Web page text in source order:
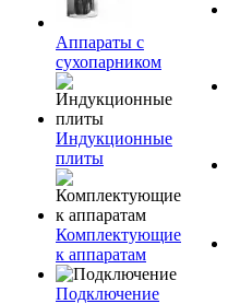
Аппараты с
сухопарником
Индукционные
плиты
Комплектующие
к аппаратам
Подключение